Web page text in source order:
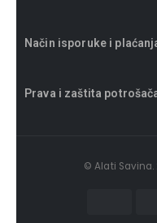
Način isporuke i
Prava i zaštita
© Alati Savina.